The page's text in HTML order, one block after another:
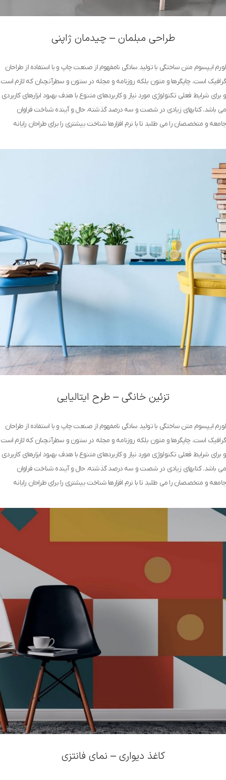
طراحی مبلمان – چیدمان ژاپنی
لورم ایپسوم متن ساختگی با تولید سادگی نامفهوم از صنعت چاپ و با استفاده از طراحان
گرافیک است. چاپگرها و متون بلکه روزنامه و مجله در ستون و سطرآنچنان که لازم است
و برای شرایط فعلی تکنولوژی مورد نیاز و کاربردهای متنوع با هدف بهبود ابزارهای کاربردی
می باشد. کتابهای زیادی در شصت و سه درصد گذشته، حال و آینده شناخت فراوان
جامعه و متخصصان را می طلبد تا با نرم افزارها شناخت بیشتری را برای طراحان رایانه
تزئین خانگی – طرح ایتالیایی
لورم ایپسوم متن ساختگی با تولید سادگی نامفهوم از صنعت چاپ و با استفاده از طراحان
گرافیک است. چاپگرها و متون بلکه روزنامه و مجله در ستون و سطرآنچنان که لازم است
و برای شرایط فعلی تکنولوژی مورد نیاز و کاربردهای متنوع با هدف بهبود ابزارهای کاربردی
می باشد. کتابهای زیادی در شصت و سه درصد گذشته، حال و آینده شناخت فراوان
جامعه و متخصصان را می طلبد تا با نرم افزارها شناخت بیشتری را برای طراحان رایانه
کاغذ دیواری – نمای فانتزی